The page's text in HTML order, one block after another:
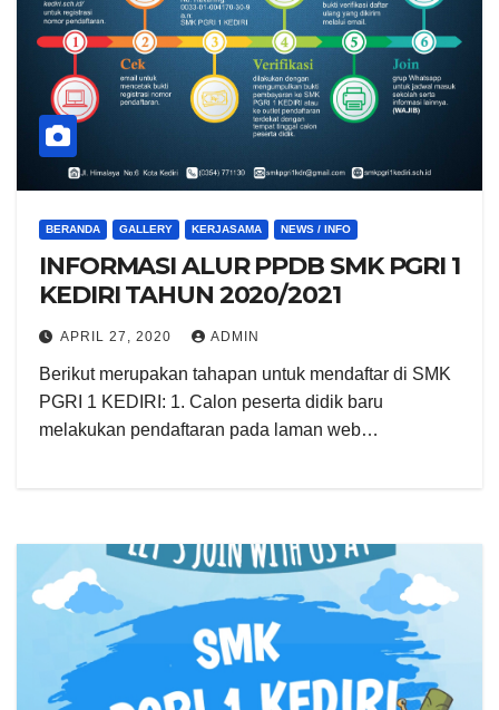
BERANDA GALLERY KERJASAMA NEWS / INFO
INFORMASI ALUR PPDB SMK PGRI 1
KEDIRI TAHUN 2020/2021
APRIL 27, 2020 ADMIN
Berikut merupakan tahapan untuk mendaftar di SMK
PGRI 1 KEDIRI: 1. Calon peserta didik baru
melakukan pendaftaran pada laman web…